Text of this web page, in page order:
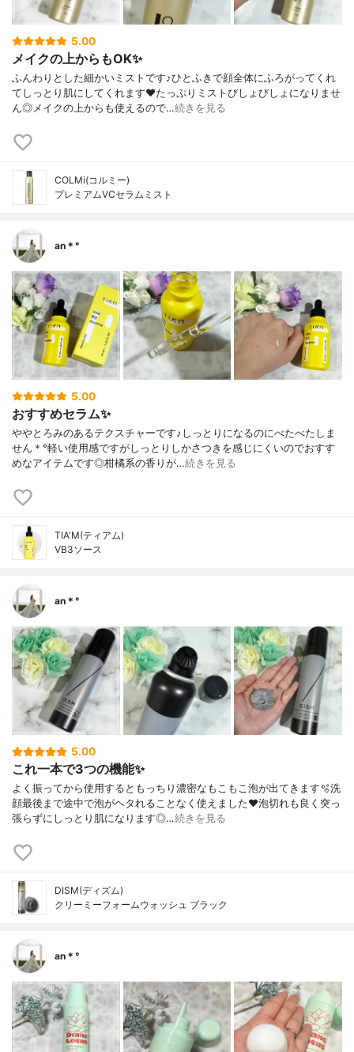
5.00
メイクの上からもOK✨
ふんわりとした細かいミストです♪ひとふきで顔全体にふろがってくれ
てしっとり肌にしてくれます❤︎たっぷりミストびしょびしょになりませ
ん◎メイクの上からも使えるので…続きを見る
COLMi(コルミー)
プレミアムVCセラムミスト
an＊°
5.00
おすすめセラム✨
ややとろみのあるテクスチャーです♪しっとりになるのにべたべたしま
せん＊°軽い使用感ですがしっとりしかさつきを感じにくいのでおすす
めなアイテムです◎柑橘系の香りが…続きを見る
TIA'M(ティアム)
VB3ソース
an＊°
5.00
これ一本で3つの機能✨
よく振ってから使用するともっちり濃密なもこもこ泡が出てきます🫧洗
顔最後まで途中で泡がヘタれることなく使えました❤︎泡切れも良く突っ
張らずにしっとり肌になります◎…続きを見る
DISM(ディズム)
クリーミーフォームウォッシュ ブラック
an＊°